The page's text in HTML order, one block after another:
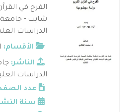
الفرح في
شايب - جامعة
الدراسات
الأقسام:
الناشر:
الدراسات
عدد
سنة